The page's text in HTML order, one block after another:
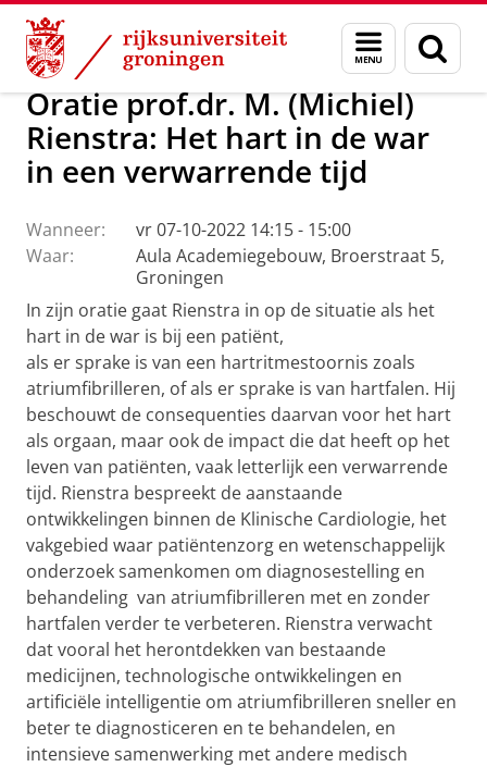
Skip
Content
Skip
Navigation
Menu
en
zoeken
Over ons Actueel Evenementen Oraties
Oratie prof.dr. M. (Michiel)
Rienstra: Het hart in de war
in een verwarrende tijd
Wanneer:
vr 07-10-2022 14:15 - 15:00
Waar:
Aula Academiegebouw, Broerstraat 5,
Groningen
In zijn oratie gaat Rienstra in op de situatie als het
hart in de war is bij een patiënt,
als er sprake is van een hartritmestoornis zoals
atriumfibrilleren, of als er sprake is van hartfalen. Hij
beschouwt de consequenties daarvan voor het hart
als orgaan, maar ook de impact die dat heeft op het
leven van patiënten, vaak letterlijk een verwarrende
tijd. Rienstra bespreekt de aanstaande
ontwikkelingen binnen de Klinische Cardiologie, het
vakgebied waar patiëntenzorg en wetenschappelijk
onderzoek samenkomen om diagnosestelling en
behandeling van atriumfibrilleren met en zonder
hartfalen verder te verbeteren. Rienstra verwacht
dat vooral het herontdekken van bestaande
medicijnen, technologische ontwikkelingen en
artificiële intelligentie om atriumfibrilleren sneller en
beter te diagnosticeren en te behandelen, en
intensieve samenwerking met andere medisch